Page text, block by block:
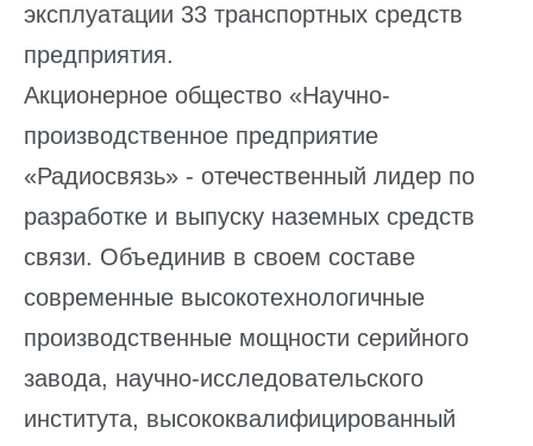
эксплуатации 33 транспортных средств
предприятия.
Акционерное общество «Научно-
производственное предприятие
«Радиосвязь» - отечественный лидер по
разработке и выпуску наземных средств
связи. Объединив в своем составе
современные высокотехнологичные
производственные мощности серийного
завода, научно-исследовательского
института, высококвалифицированный